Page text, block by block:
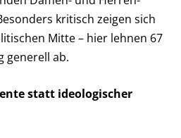
kritisch zeigen sich
Mitte – hier lehnen 67
generell ab.
statt ideologischer